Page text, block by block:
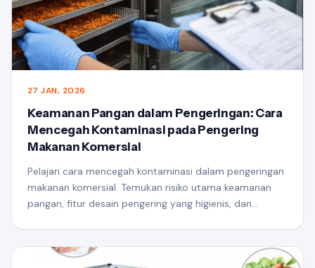
27 JAN, 2026
Keamanan Pangan dalam Pengeringan: Cara
Mencegah Kontaminasi pada Pengering
Makanan Komersial
Pelajari cara mencegah kontaminasi dalam pengeringan
makanan komersial. Temukan risiko utama keamanan
pangan, fitur desain pengering yang higienis, dan